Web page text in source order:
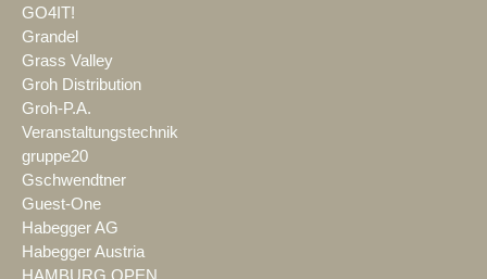
GO4IT!
Grandel
Grass Valley
Groh Distribution
Groh-P.A.
Veranstaltungstechnik
gruppe20
Gschwendtner
Guest-One
Habegger AG
Habegger Austria